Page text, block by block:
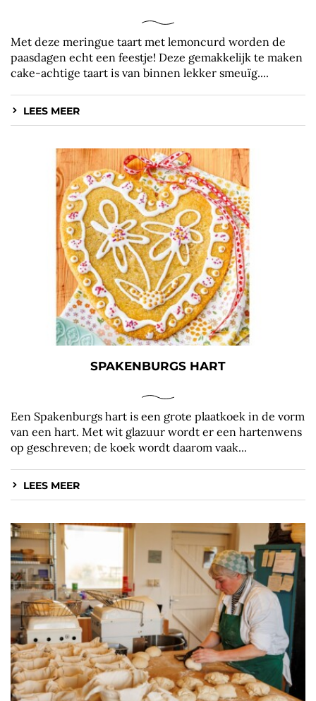
Met deze meringue taart met lemoncurd worden de
paasdagen echt een feestje! Deze gemakkelijk te maken
cake-achtige taart is van binnen lekker smeuïg....
LEES MEER
SPAKENBURGS HART
Een Spakenburgs hart is een grote plaatkoek in de vorm
van een hart. Met wit glazuur wordt er een hartenwens
op geschreven; de koek wordt daarom vaak...
LEES MEER